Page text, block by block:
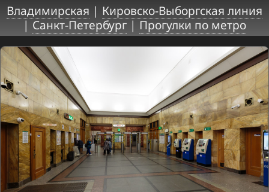
Владимирская | Кировско-Выборгская линия
|Санкт-Петербург|Прогулки по метро